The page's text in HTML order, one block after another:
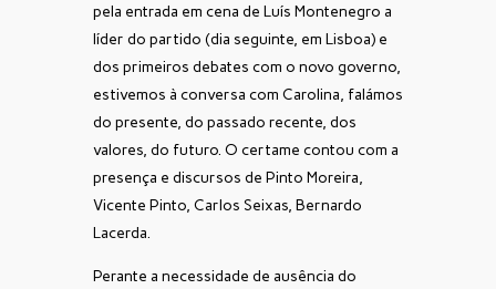
pela entrada em cena de Luís Montenegro a
líder do partido (dia seguinte, em Lisboa) e
dos primeiros debates com o novo governo,
estivemos à conversa com Carolina, falámos
do presente, do passado recente, dos
valores, do futuro. O certame contou com a
presença e discursos de Pinto Moreira,
Vicente Pinto, Carlos Seixas, Bernardo
Lacerda.
Perante a necessidade de ausência do